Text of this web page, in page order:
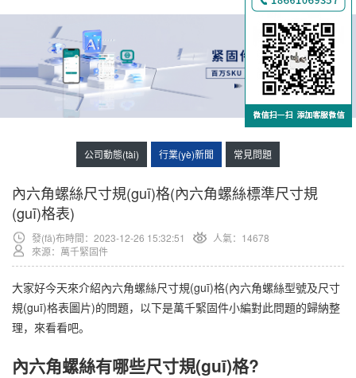
公司動態(tài) 行業(yè)新聞 常見問題
內六角螺絲尺寸規(guī)格(內六角螺絲標準尺寸規
(guī)格表)
發(fā)布時間：2023-12-26 15:32:51 人氣： 14678
來源：萬千緊固件
大家好今天來介紹內六角螺絲尺寸規(guī)格(內六角螺絲型號及尺寸
規(guī)格表圖片)的問題，以下是萬千緊固件小編對此問題的歸納整
理，來看看吧。
內六角螺絲有哪些尺寸規(guī)格?